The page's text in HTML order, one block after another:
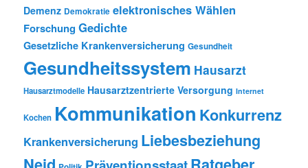
Demenz Demokratie elektronisches Wählen
Forschung Gedichte
Gesetzliche Krankenversicherung Gesundheit
Gesundheitssystem Hausarzt
Hausarztmodelle Hausarztzentrierte Versorgung Internet
Kochen Kommunikation Konkurrenz
Krankenversicherung Liebesbeziehung